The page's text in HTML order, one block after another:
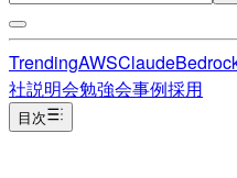
TrendingAWSClaude
社説明会勉強会事例採用
目次